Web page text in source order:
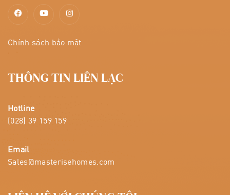
Chính sách bảo mật
THÔNG TIN LIÊN LẠC
Hotline
(028) 39 159 159
Email
Sales@masterisehomes.com